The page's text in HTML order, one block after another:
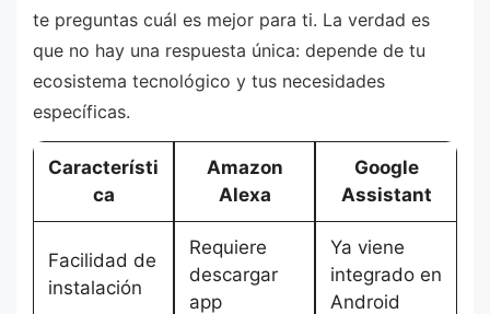
te preguntas cuál es mejor para ti. La verdad es
que no hay una respuesta única: depende de tu
ecosistema tecnológico y tus necesidades
específicas.
Característi
ca
Amazon
Alexa
Google
Assistant
Facilidad de
instalación
Requiere
descargar
app
Ya viene
integrado en
Android